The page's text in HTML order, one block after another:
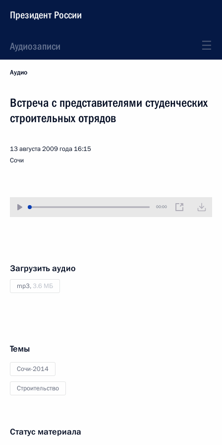
Президент России
Аудиозаписи
Аудио
Встреча с представителями студенческих
строительных отрядов
13 августа 2009 года 16:15
Сочи
00:00
Загрузить аудио
mp3, 3.6 МБ
Темы
Сочи-2014
Строительство
Статус материала